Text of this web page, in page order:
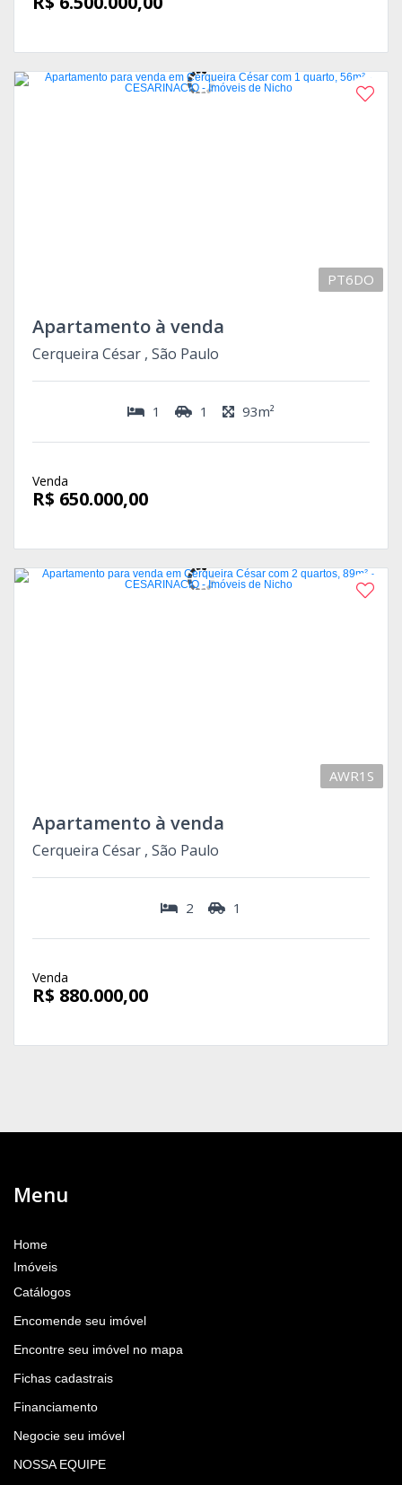
PT6DO
Apartamento à venda
Cerqueira César , São Paulo
1 1 93m²
Venda
R$ 650.000,00
AWR1S
Apartamento à venda
Cerqueira César , São Paulo
2 1
Venda
R$ 880.000,00
Menu
Home
Imóveis
Catálogos
Encomende seu imóvel
Encontre seu imóvel no mapa
Fichas cadastrais
Financiamento
Negocie seu imóvel
NOSSA EQUIPE